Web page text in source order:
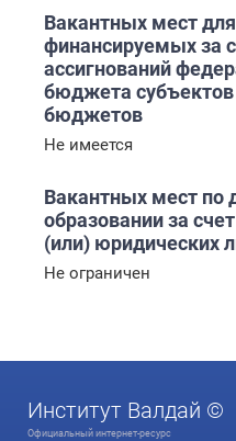
Вакантных мест
финансируемых за
ассигнований
бюджета
бюджетов
Не имеется
Вакантных мест по
образовании за
(или) юридических
Не ограничен
Институт Валдай ©
Официальный интернет-ресурс